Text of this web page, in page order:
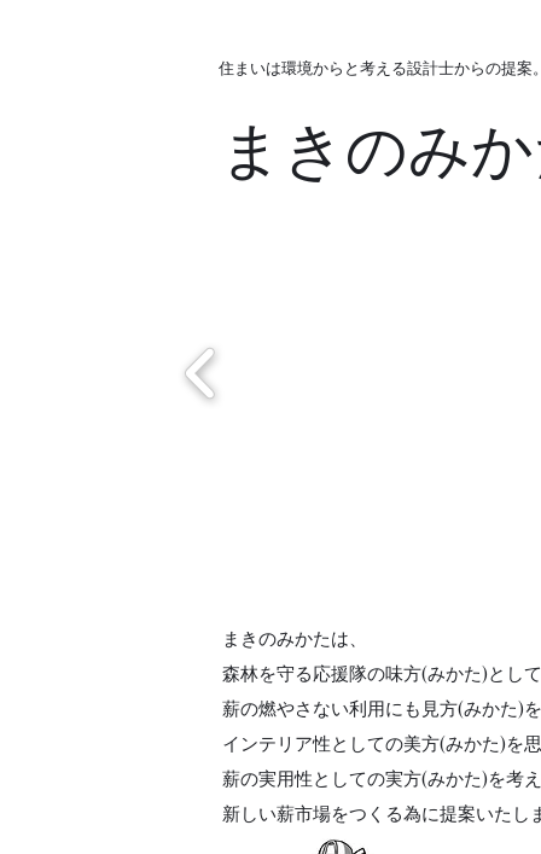
住まいは環境からと考える設計士からの提案
まきのみ
まきのみかたは、
森林を守る応援隊の味方(みかた)とし
薪の燃やさない利用にも見方(みかた)
インテリア性としての美方(みかた)を
薪の実用性としての実方(みかた)を考
新しい薪市場をつくる為に提案いたし